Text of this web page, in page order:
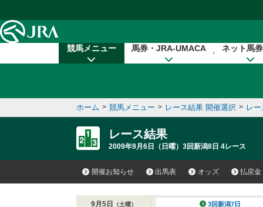
競馬メニュー 馬券・JRA-UMACA ネット馬
ホーム > 競馬メニュー > レース結果 開催選択 > レ
レース結果
2009年9月6日（日曜）3回新潟8日 4レース
開催お知らせ 出馬表 オッズ 払戻金
9月5日 （土曜） 3回新潟7日